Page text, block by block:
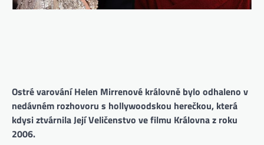
Ostré varování Helen Mirrenové královně bylo odhaleno v
nedávném rozhovoru s hollywoodskou herečkou, která
kdysi ztvárnila Její Veličenstvo ve filmu Královna z roku
2006.